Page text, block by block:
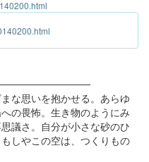
な思いを抱かせる。あらゆ
の畏怖。生き物のようにみ
議さ。自分が小さな砂のひ
しやこの空は、つくりもの